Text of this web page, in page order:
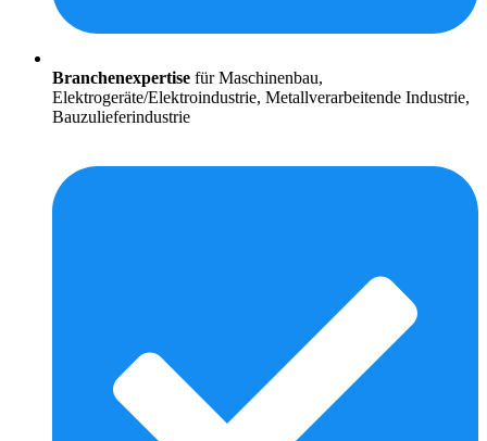
Branchenexpertise für Maschinenbau,
Elektrogeräte/Elektroindustrie, Metallverarbeitende Industrie,
Bauzulieferindustrie